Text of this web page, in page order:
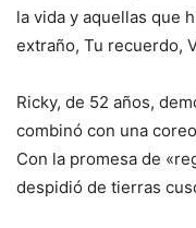
la vida y aquellas que
extraño, Tu recuerdo,
Ricky, de 52 años,
combinó con una
Con la promesa de
despidió de tierras